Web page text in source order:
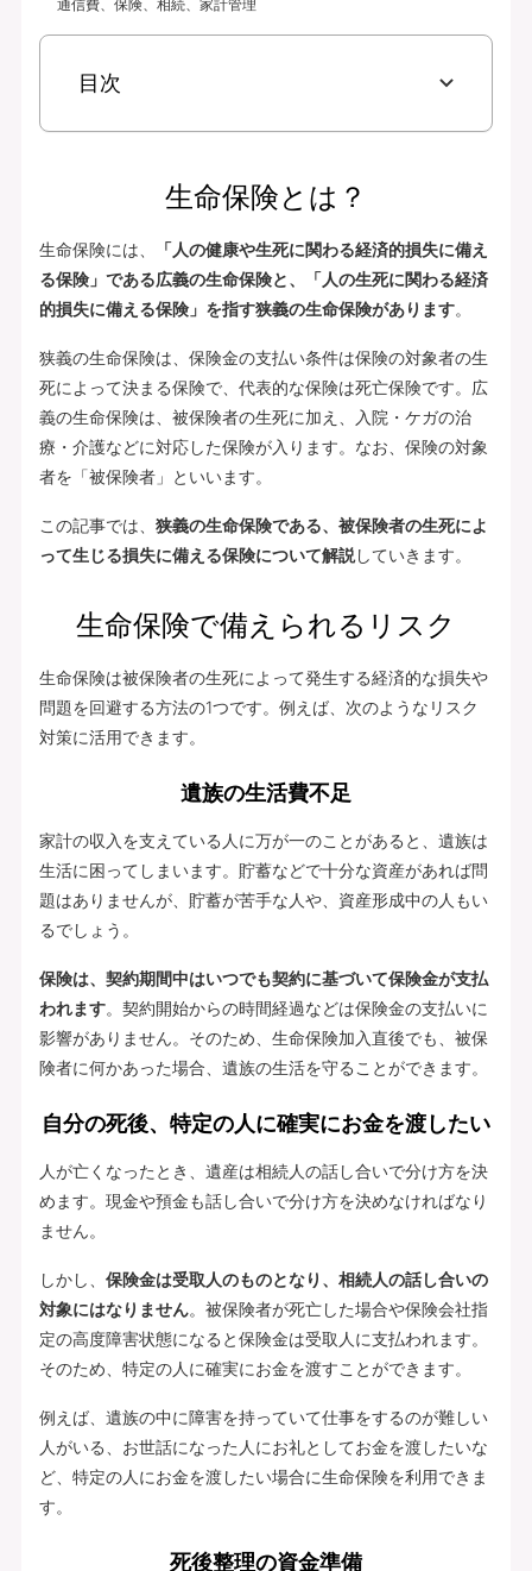
通信費、保険、相続、家計管理
目次
生命保険とは？
生命保険には、
「人の健康や生死に関わる経済的損失に備え
る保険」である広義の生命保険と、「人の生死に関わる経済
的損失に備える保険」を指す狭義の生命保険があります。
狭義の生命保険は、保険金の支払い条件は保険の対象者の生
死によって決まる保険で、代表的な保険は死亡保険です。広
義の生命保険は、被保険者の生死に加え、入院・ケガの治
療・介護などに対応した保険が入ります。なお、保険の対象
者を「被保険者」といいます。
この記事では、 狭義の生命保険である、被保険者の生死によ
って生じる損失に備える保険について解説していきます。
生命保険で備えられるリスク
生命保険は被保険者の生死によって発生する経済的な損失や
問題を回避する方法の1つです。例えば、次のようなリスク
対策に活用できます。
遺族の生活費不足
家計の収入を支えている人に万が一のことがあると、遺族は
生活に困ってしまいます。貯蓄などで十分な資産があれば問
題はありませんが、貯蓄が苦手な人や、資産形成中の人もい
るでしょう。
保険は、契約期間中はいつでも契約に基づいて保険金が支払
われます。契約開始からの時間経過などは保険金の支払いに
影響がありません。そのため、生命保険加入直後でも、被保
険者に何かあった場合、遺族の生活を守ることができます。
自分の死後、特定の人に確実にお金を渡したい
人が亡くなったとき、遺産は相続人の話し合いで分け方を決
めます。現金や預金も話し合いで分け方を決めなければなり
ません。
しかし、 保険金は受取人のものとなり、相続人の話し合いの
対象にはなりません。被保険者が死亡した場合や保険会社指
定の高度障害状態になると保険金は受取人に支払われます。
そのため、特定の人に確実にお金を渡すことができます。
例えば、遺族の中に障害を持っていて仕事をするのが難しい
人がいる、お世話になった人にお礼としてお金を渡したいな
ど、特定の人にお金を渡したい場合に生命保険を利用できま
す。
死後整理の資金準備